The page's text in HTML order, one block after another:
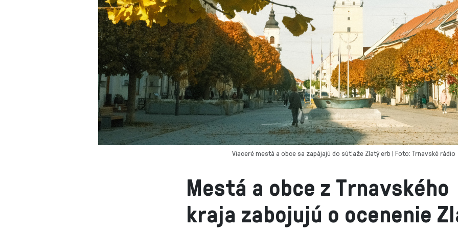
Mestá a obce z Trnavského
kraja zabojujú o ocenenie
Viaceré mestá a obce sa zapájajú do súťaže Zlatý erb | Foto: Trnavské rádio